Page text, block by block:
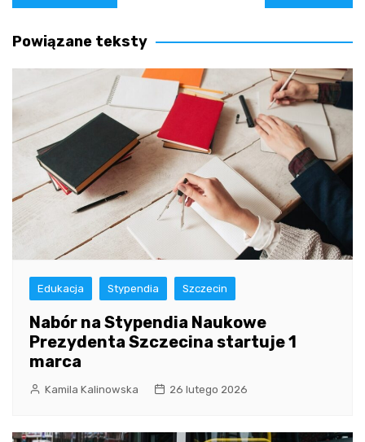
wpisu
Powiązane teksty
Edukacja Stypendia Szczecin
Nabór na Stypendia Naukowe
Prezydenta Szczecina startuje 1
marca
Kamila Kalinowska 26 lutego 2026